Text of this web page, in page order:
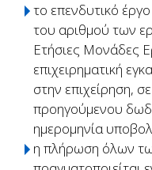
το επενδυτικό
του αριθμού των
Ετήσιες Μονάδες
επιχειρηματική
στην επιχείρηση,
προηγούμενου
ημερομηνία
η πλήρωση όλων